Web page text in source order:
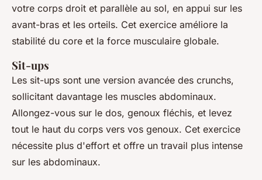
votre corps droit et parallèle au sol, en appui sur les
avant-bras et les orteils. Cet exercice améliore la
stabilité du core et la force musculaire globale.
Sit-ups
Les sit-ups sont une version avancée des crunchs,
sollicitant davantage les muscles abdominaux.
Allongez-vous sur le dos, genoux fléchis, et levez
tout le haut du corps vers vos genoux. Cet exercice
nécessite plus d'effort et offre un travail plus intense
sur les abdominaux.